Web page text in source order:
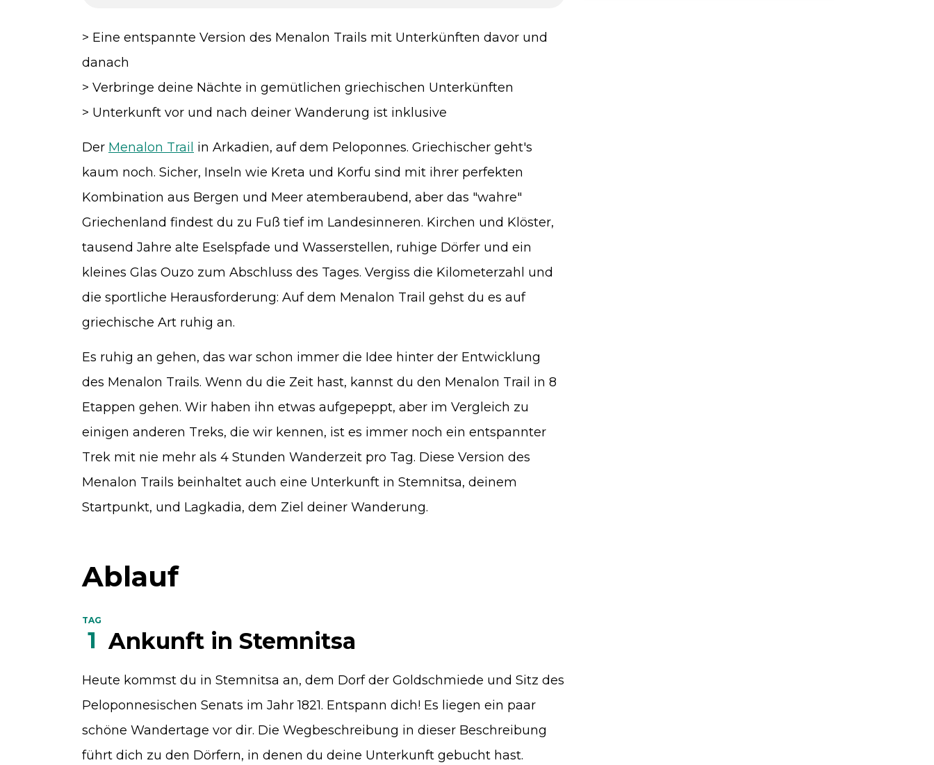
> Eine entspannte Version des Menalon Trails mit Unterkünften davor und
danach
> Verbringe deine Nächte in gemütlichen griechischen Unterkünften
> Unterkunft vor und nach deiner Wanderung ist inklusive
Der Menalon Trail in Arkadien, auf dem Peloponnes. Griechischer geht's
kaum noch. Sicher, Inseln wie Kreta und Korfu sind mit ihrer perfekten
Kombination aus Bergen und Meer atemberaubend, aber das "wahre"
Griechenland findest du zu Fuß tief im Landesinneren. Kirchen und Klöster,
tausend Jahre alte Eselspfade und Wasserstellen, ruhige Dörfer und ein
kleines Glas Ouzo zum Abschluss des Tages. Vergiss die Kilometerzahl und
die sportliche Herausforderung: Auf dem Menalon Trail gehst du es auf
griechische Art ruhig an.
Es ruhig an gehen, das war schon immer die Idee hinter der Entwicklung
des Menalon Trails. Wenn du die Zeit hast, kannst du den Menalon Trail in 8
Etappen gehen. Wir haben ihn etwas aufgepeppt, aber im Vergleich zu
einigen anderen Treks, die wir kennen, ist es immer noch ein entspannter
Trek mit nie mehr als 4 Stunden Wanderzeit pro Tag. Diese Version des
Menalon Trails beinhaltet auch eine Unterkunft in Stemnitsa, deinem
Startpunkt, und Lagkadia, dem Ziel deiner Wanderung.
Ablauf
TAG
1 Ankunft in Stemnitsa
Heute kommst du in Stemnitsa an, dem Dorf der Goldschmiede und Sitz des
Peloponnesischen Senats im Jahr 1821. Entspann dich! Es liegen ein paar
schöne Wandertage vor dir. Die Wegbeschreibung in dieser Beschreibung
führt dich zu den Dörfern, in denen du deine Unterkunft gebucht hast.